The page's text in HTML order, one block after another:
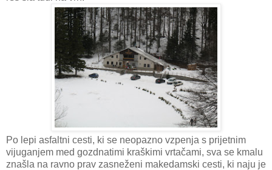
Po lepi asfaltni cesti, ki se neopazno vzpenja s prijetnim
vijuganjem med gozdnatimi kraškimi vrtačami, sva se kmalu
znašla na ravno prav zasneženi makedamski cesti, ki naju je